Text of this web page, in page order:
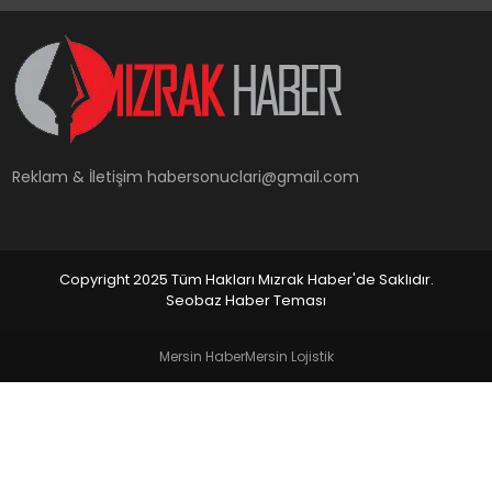
YAŞAM
Reklam & İletişimhabersonuclari@gmail.com
Copyright 2025 Tüm Hakları Mızrak Haber'de Saklıdır.
Seobaz Haber Teması
Mersin HaberMersin Lojistik